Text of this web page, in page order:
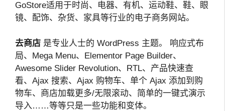
GoStore适用于时尚、电器、有机、运动鞋、鞋、眼
镜、配饰、杂货、家具等行业的电子商务网站。
去商店 是专业人士的 WordPress 主题。 响应式布
局、Mega Menu、Elementor Page Builder、
Awesome Slider Revolution、RTL、产品快速查
看、Ajax 搜索、Ajax 购物车、单个 Ajax 添加到购
物车、商店加载更多/无限滚动、简单的一键式演示
导入……等等只是一些功能和变体。